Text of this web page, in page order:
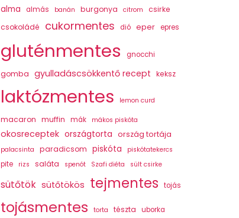
alma almás banán burgonya citrom
csirke
csokoládé
cukormentes dió eper epres
gluténmentes gnocchi
gomba gyulladáscsökkentő recept keksz
laktózmentes lemon curd
macaron muffin mák mákos piskóta
okosreceptek országtorta ország tortája
palacsinta paradicsom piskóta piskótatekercs
pite rizs saláta spenót Szafi diéta sült csirke
sütőtök sütőtökös tejmentes tojás
tojásmentes torta tészta uborka